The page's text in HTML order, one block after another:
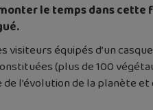
le temps dans
visiteurs équipés d’un
(plus de 100
l’évolution de la planète